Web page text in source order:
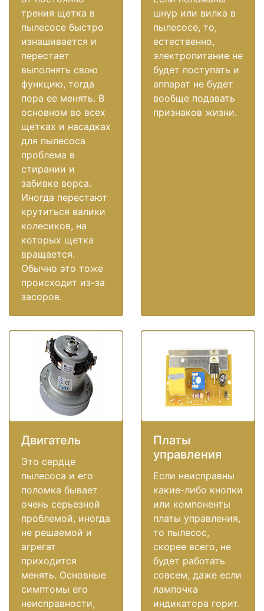
трения щетка в
пылесосе быстро
изнашивается и
перестает
выполнять свою
функцию, тогда
пора ее менять. В
основном во всех
щетках и насадках
для пылесоса
проблема в
стирании и
забивке ворса.
Иногда перестают
крутиться валики
колесиков, на
которых щетка
вращается.
Обычно это тоже
происходит из-за
засоров.
шнур или вилка в
пылесосе, то,
естественно,
электропитание не
будет поступать и
аппарат не будет
вообще подавать
признаков жизни.
Двигатель
Это сердце
пылесоса и его
поломка бывает
очень серьезной
проблемой, иногда
не решаемой и
агрегат
приходится
менять. Основные
симптомы его
неисправности,
Платы
управления
Если неисправны
какие-либо кнопки
или компоненты
платы управления,
то пылесос,
скорее всего, не
будет работать
совсем, даже если
лампочка
индикатора горит.